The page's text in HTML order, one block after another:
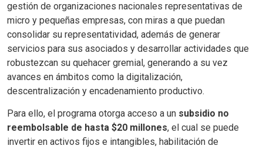
gestión de organizaciones nacionales representativas de
micro y pequeñas empresas, con miras a que puedan
consolidar su representatividad, además de generar
servicios para sus asociados y desarrollar actividades que
robustezcan su quehacer gremial, generando a su vez
avances en ámbitos como la digitalización,
descentralización y encadenamiento productivo.
Para ello, el programa otorga acceso a un subsidio no
reembolsable de hasta $20 millones, el cual se puede
invertir en activos fijos e intangibles, habilitación de